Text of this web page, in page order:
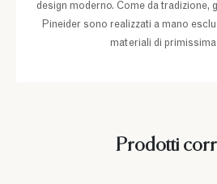
design moderno. Come da tradizione,
Pineider sono realizzati a mano
materiali di primissima
Prodotti